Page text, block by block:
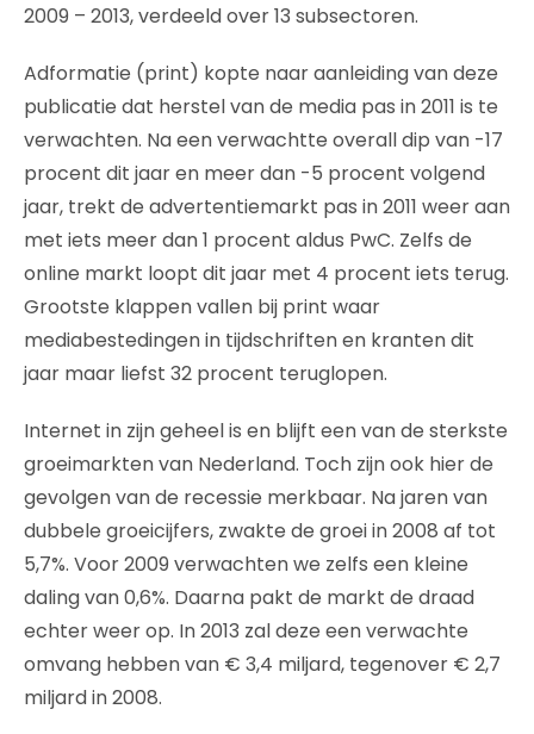
2009 – 2013, verdeeld over 13 subsectoren.
Adformatie (print) kopte naar aanleiding van deze
publicatie dat herstel van de media pas in 2011 is te
verwachten. Na een verwachtte overall dip van -17
procent dit jaar en meer dan -5 procent volgend
jaar, trekt de advertentiemarkt pas in 2011 weer aan
met iets meer dan 1 procent aldus PwC. Zelfs de
online markt loopt dit jaar met 4 procent iets terug.
Grootste klappen vallen bij print waar
mediabestedingen in tijdschriften en kranten dit
jaar maar liefst 32 procent teruglopen.
Internet in zijn geheel is en blijft een van de sterkste
groeimarkten van Nederland. Toch zijn ook hier de
gevolgen van de recessie merkbaar. Na jaren van
dubbele groeicijfers, zwakte de groei in 2008 af tot
5,7%. Voor 2009 verwachten we zelfs een kleine
daling van 0,6%. Daarna pakt de markt de draad
echter weer op. In 2013 zal deze een verwachte
omvang hebben van € 3,4 miljard, tegenover € 2,7
miljard in 2008.